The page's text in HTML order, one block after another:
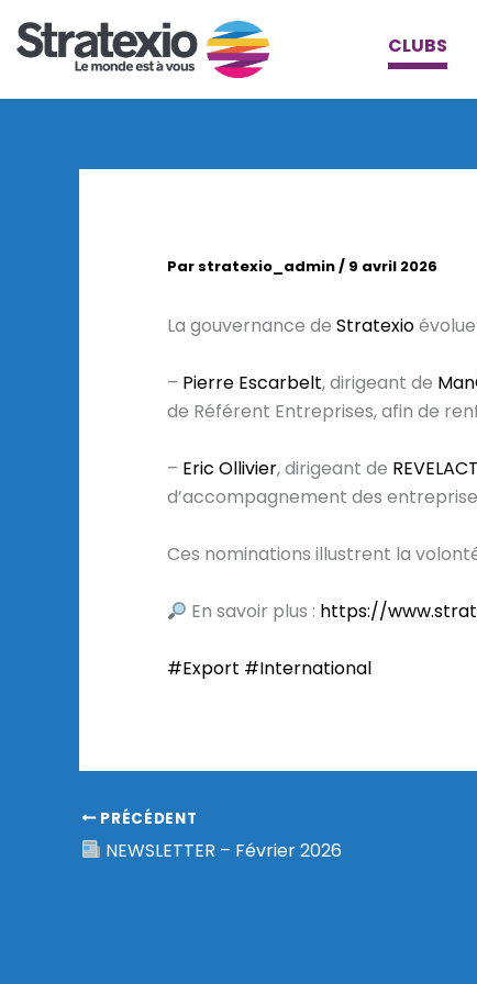
au
CLUBS
Par stratexio_admin/ 9 avril 2026
La gouvernance de Stratexio
– Pierre Escarbelt, dirigeant de
de Référent Entreprises, afin de
– Eric Ollivier, dirigeant de
d’accompagnement des
Ces nominations illustrent la
En savoir plus : https://
#Export #International
PRÉCÉDENT
NEWSLETTER – Février 2026